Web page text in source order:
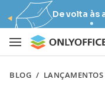
De volta às
BLOG /